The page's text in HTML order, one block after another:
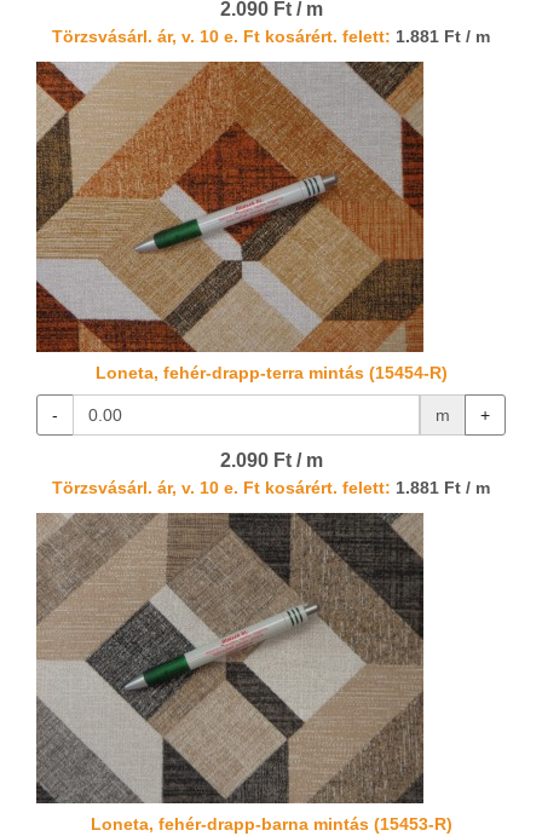
2.090 Ft / m
Törzsvásárl. ár, v. 10 e. Ft kosárért. felett: 1.881 Ft / m
Loneta, fehér-drapp-terra mintás (15454-R)
- m +
2.090 Ft / m
Törzsvásárl. ár, v. 10 e. Ft kosárért. felett: 1.881 Ft / m
Loneta, fehér-drapp-barna mintás (15453-R)